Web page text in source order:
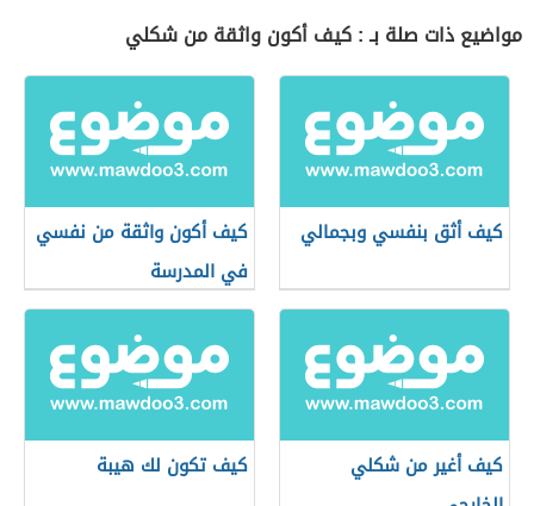
مواضيع ذات صلة بـ : كيف أكون واثقة من شكلي
كيف أثق بنفسي وبجمالي
كيف أكون واثقة من نفسي
في المدرسة
كيف أغير من شكلي
كيف تكون لك هيبة